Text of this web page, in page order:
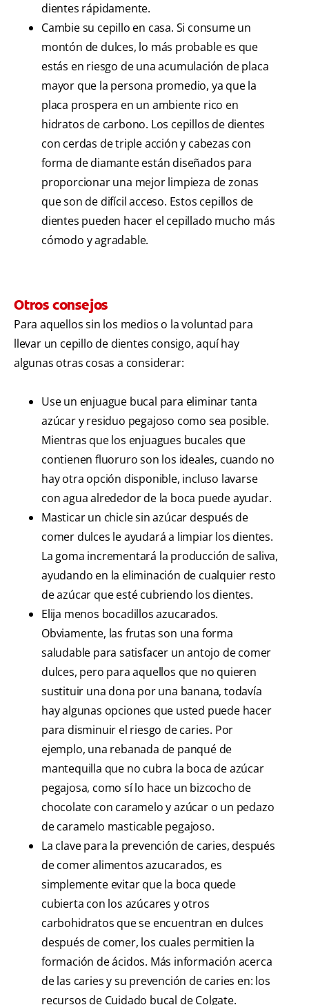
dientes rápidamente.
Cambie su cepillo en casa. Si consume un
montón de dulces, lo más probable es que
estás en riesgo de una acumulación de placa
mayor que la persona promedio, ya que la
placa prospera en un ambiente rico en
hidratos de carbono. Los cepillos de dientes
con cerdas de triple acción y cabezas con
forma de diamante están diseñados para
proporcionar una mejor limpieza de zonas
que son de difícil acceso. Estos cepillos de
dientes pueden hacer el cepillado mucho más
cómodo y agradable.
Otros consejos
Para aquellos sin los medios o la voluntad para
llevar un cepillo de dientes consigo, aquí hay
algunas otras cosas a considerar:
Use un enjuague bucal para eliminar tanta
azúcar y residuo pegajoso como sea posible.
Mientras que los enjuagues bucales que
contienen fluoruro son los ideales, cuando no
hay otra opción disponible, incluso lavarse
con agua alrededor de la boca puede ayudar.
Masticar un chicle sin azúcar después de
comer dulces le ayudará a limpiar los dientes.
La goma incrementará la producción de saliva,
ayudando en la eliminación de cualquier resto
de azúcar que esté cubriendo los dientes.
Elija menos bocadillos azucarados.
Obviamente, las frutas son una forma
saludable para satisfacer un antojo de comer
dulces, pero para aquellos que no quieren
sustituir una dona por una banana, todavía
hay algunas opciones que usted puede hacer
para disminuir el riesgo de caries. Por
ejemplo, una rebanada de panqué de
mantequilla que no cubra la boca de azúcar
pegajosa, como sí lo hace un bizcocho de
chocolate con caramelo y azúcar o un pedazo
de caramelo masticable pegajoso.
La clave para la prevención de caries, después
de comer alimentos azucarados, es
simplemente evitar que la boca quede
cubierta con los azúcares y otros
carbohidratos que se encuentran en dulces
después de comer, los cuales permitien la
formación de ácidos. Más información acerca
de las caries y su prevención de caries en: los
recursos de Cuidado bucal de Colgate.